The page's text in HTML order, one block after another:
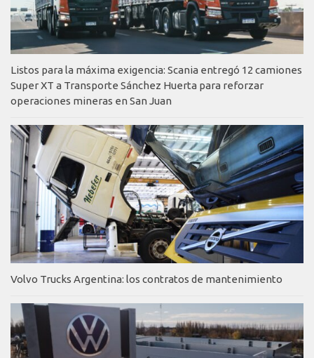
Listos para la máxima exigencia: Scania entregó 12 camiones
Super XT a Transporte Sánchez Huerta para reforzar
operaciones mineras en San Juan
Volvo Trucks Argentina: los contratos de mantenimiento